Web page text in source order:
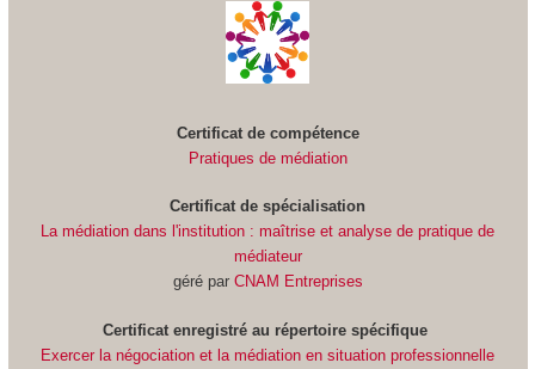
Certificat de compétence
Pratiques de médiation
Certificat de spécialisation
La médiation dans l'institution : maîtrise et analyse de pratique de
médiateur
géré par CNAM Entreprises
Certificat enregistré au répertoire spécifique
Exercer la négociation et la médiation en situation professionnelle